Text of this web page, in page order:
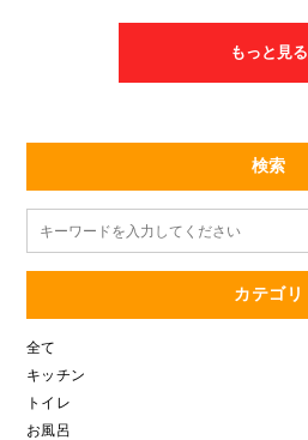
もっと見る
検索
カテゴリ
全て
キッチン
トイレ
お風呂